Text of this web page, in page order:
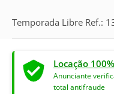
Temporada Libre Ref.:
Locação
Anunciante
total antifraude